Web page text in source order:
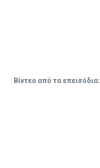
Βίντεο από τα επεισόδια: